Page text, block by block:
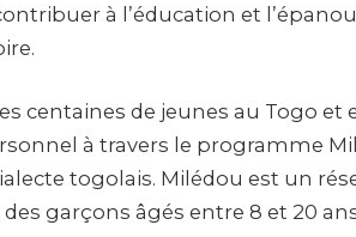
à l’éducation et
centaines de jeunes au Togo et
à travers le programme
togolais. Milédou est un
garçons âgés entre 8 et 20